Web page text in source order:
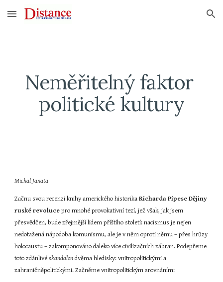
Skip to main content Skip to navigation
Neměřitelný faktor
politické kultury
Michal Janata
Začnu svou recenzi knihy amerického historika Richarda Pipese Dějiny
ruské revoluce pro mnohé provokativní tezí, jež však, jak jsem
přesvědčen, bude zřejmější lidem příštího století: nacismus je nejen
nedotažená nápodoba komunismu, ale je v něm oproti němu – přes hrůzy
holocaustu – zakomponováno daleko více civilizačních zábran. Podepřeme
toto zdánlivé skandalon dvěma hledisky: vnitropolitickými a
zahraničněpolitickými. Začněme vnitropolitickým srovnáním: